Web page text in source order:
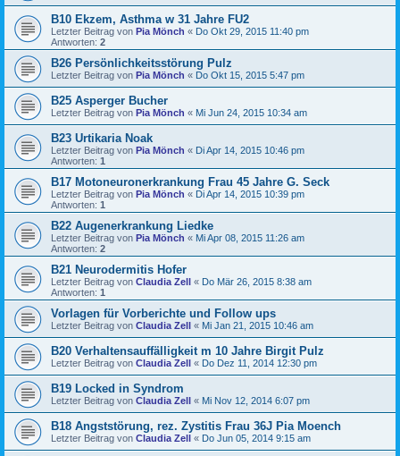
B10 Ekzem, Asthma w 31 Jahre FU2
Letzter Beitrag von Pia Mönch « Do Okt 29, 2015 11:40 pm
Antworten: 2
B26 Persönlichkeitsstörung Pulz
Letzter Beitrag von Pia Mönch « Do Okt 15, 2015 5:47 pm
B25 Asperger Bucher
Letzter Beitrag von Pia Mönch « Mi Jun 24, 2015 10:34 am
B23 Urtikaria Noak
Letzter Beitrag von Pia Mönch « Di Apr 14, 2015 10:46 pm
Antworten: 1
B17 Motoneuronerkrankung Frau 45 Jahre G. Seck
Letzter Beitrag von Pia Mönch « Di Apr 14, 2015 10:39 pm
Antworten: 1
B22 Augenerkrankung Liedke
Letzter Beitrag von Pia Mönch « Mi Apr 08, 2015 11:26 am
Antworten: 2
B21 Neurodermitis Hofer
Letzter Beitrag von Claudia Zell « Do Mär 26, 2015 8:38 am
Antworten: 1
Vorlagen für Vorberichte und Follow ups
Letzter Beitrag von Claudia Zell « Mi Jan 21, 2015 10:46 am
B20 Verhaltensauffälligkeit m 10 Jahre Birgit Pulz
Letzter Beitrag von Claudia Zell « Do Dez 11, 2014 12:30 pm
B19 Locked in Syndrom
Letzter Beitrag von Claudia Zell « Mi Nov 12, 2014 6:07 pm
B18 Angststörung, rez. Zystitis Frau 36J Pia Moench
Letzter Beitrag von Claudia Zell « Do Jun 05, 2014 9:15 am